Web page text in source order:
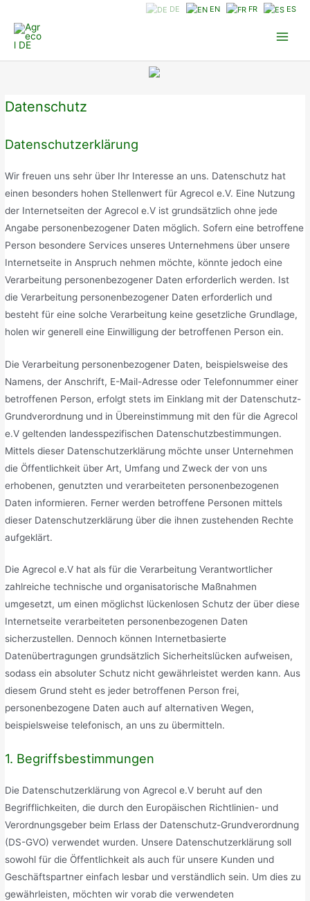
Inhalt
springen
DE EN FR ES
Datenschutz
Datenschutzerklärung
Wir freuen uns sehr über Ihr Interesse an uns. Datenschutz hat
einen besonders hohen Stellenwert für Agrecol e.V. Eine Nutzung
der Internetseiten der Agrecol e.V ist grundsätzlich ohne jede
Angabe personenbezogener Daten möglich. Sofern eine betroffene
Person besondere Services unseres Unternehmens über unsere
Internetseite in Anspruch nehmen möchte, könnte jedoch eine
Verarbeitung personenbezogener Daten erforderlich werden. Ist
die Verarbeitung personenbezogener Daten erforderlich und
besteht für eine solche Verarbeitung keine gesetzliche Grundlage,
holen wir generell eine Einwilligung der betroffenen Person ein.
Die Verarbeitung personenbezogener Daten, beispielsweise des
Namens, der Anschrift, E-Mail-Adresse oder Telefonnummer einer
betroffenen Person, erfolgt stets im Einklang mit der Datenschutz-
Grundverordnung und in Übereinstimmung mit den für die Agrecol
e.V geltenden landesspezifischen Datenschutzbestimmungen.
Mittels dieser Datenschutzerklärung möchte unser Unternehmen
die Öffentlichkeit über Art, Umfang und Zweck der von uns
erhobenen, genutzten und verarbeiteten personenbezogenen
Daten informieren. Ferner werden betroffene Personen mittels
dieser Datenschutzerklärung über die ihnen zustehenden Rechte
aufgeklärt.
Die Agrecol e.V hat als für die Verarbeitung Verantwortlicher
zahlreiche technische und organisatorische Maßnahmen
umgesetzt, um einen möglichst lückenlosen Schutz der über diese
Internetseite verarbeiteten personenbezogenen Daten
sicherzustellen. Dennoch können Internetbasierte
Datenübertragungen grundsätzlich Sicherheitslücken aufweisen,
sodass ein absoluter Schutz nicht gewährleistet werden kann. Aus
diesem Grund steht es jeder betroffenen Person frei,
personenbezogene Daten auch auf alternativen Wegen,
beispielsweise telefonisch, an uns zu übermitteln.
1. Begriffsbestimmungen
Die Datenschutzerklärung von Agrecol e.V beruht auf den
Begrifflichkeiten, die durch den Europäischen Richtlinien- und
Verordnungsgeber beim Erlass der Datenschutz-Grundverordnung
(DS-GVO) verwendet wurden. Unsere Datenschutzerklärung soll
sowohl für die Öffentlichkeit als auch für unsere Kunden und
Geschäftspartner einfach lesbar und verständlich sein. Um dies zu
gewährleisten, möchten wir vorab die verwendeten